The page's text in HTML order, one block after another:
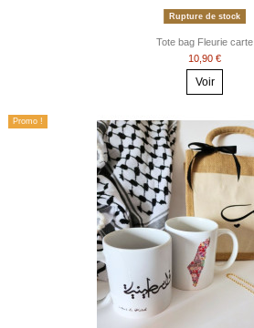
Rupture de stock
Tote bag Fleurie carte
10,90 €
Voir
Promo !